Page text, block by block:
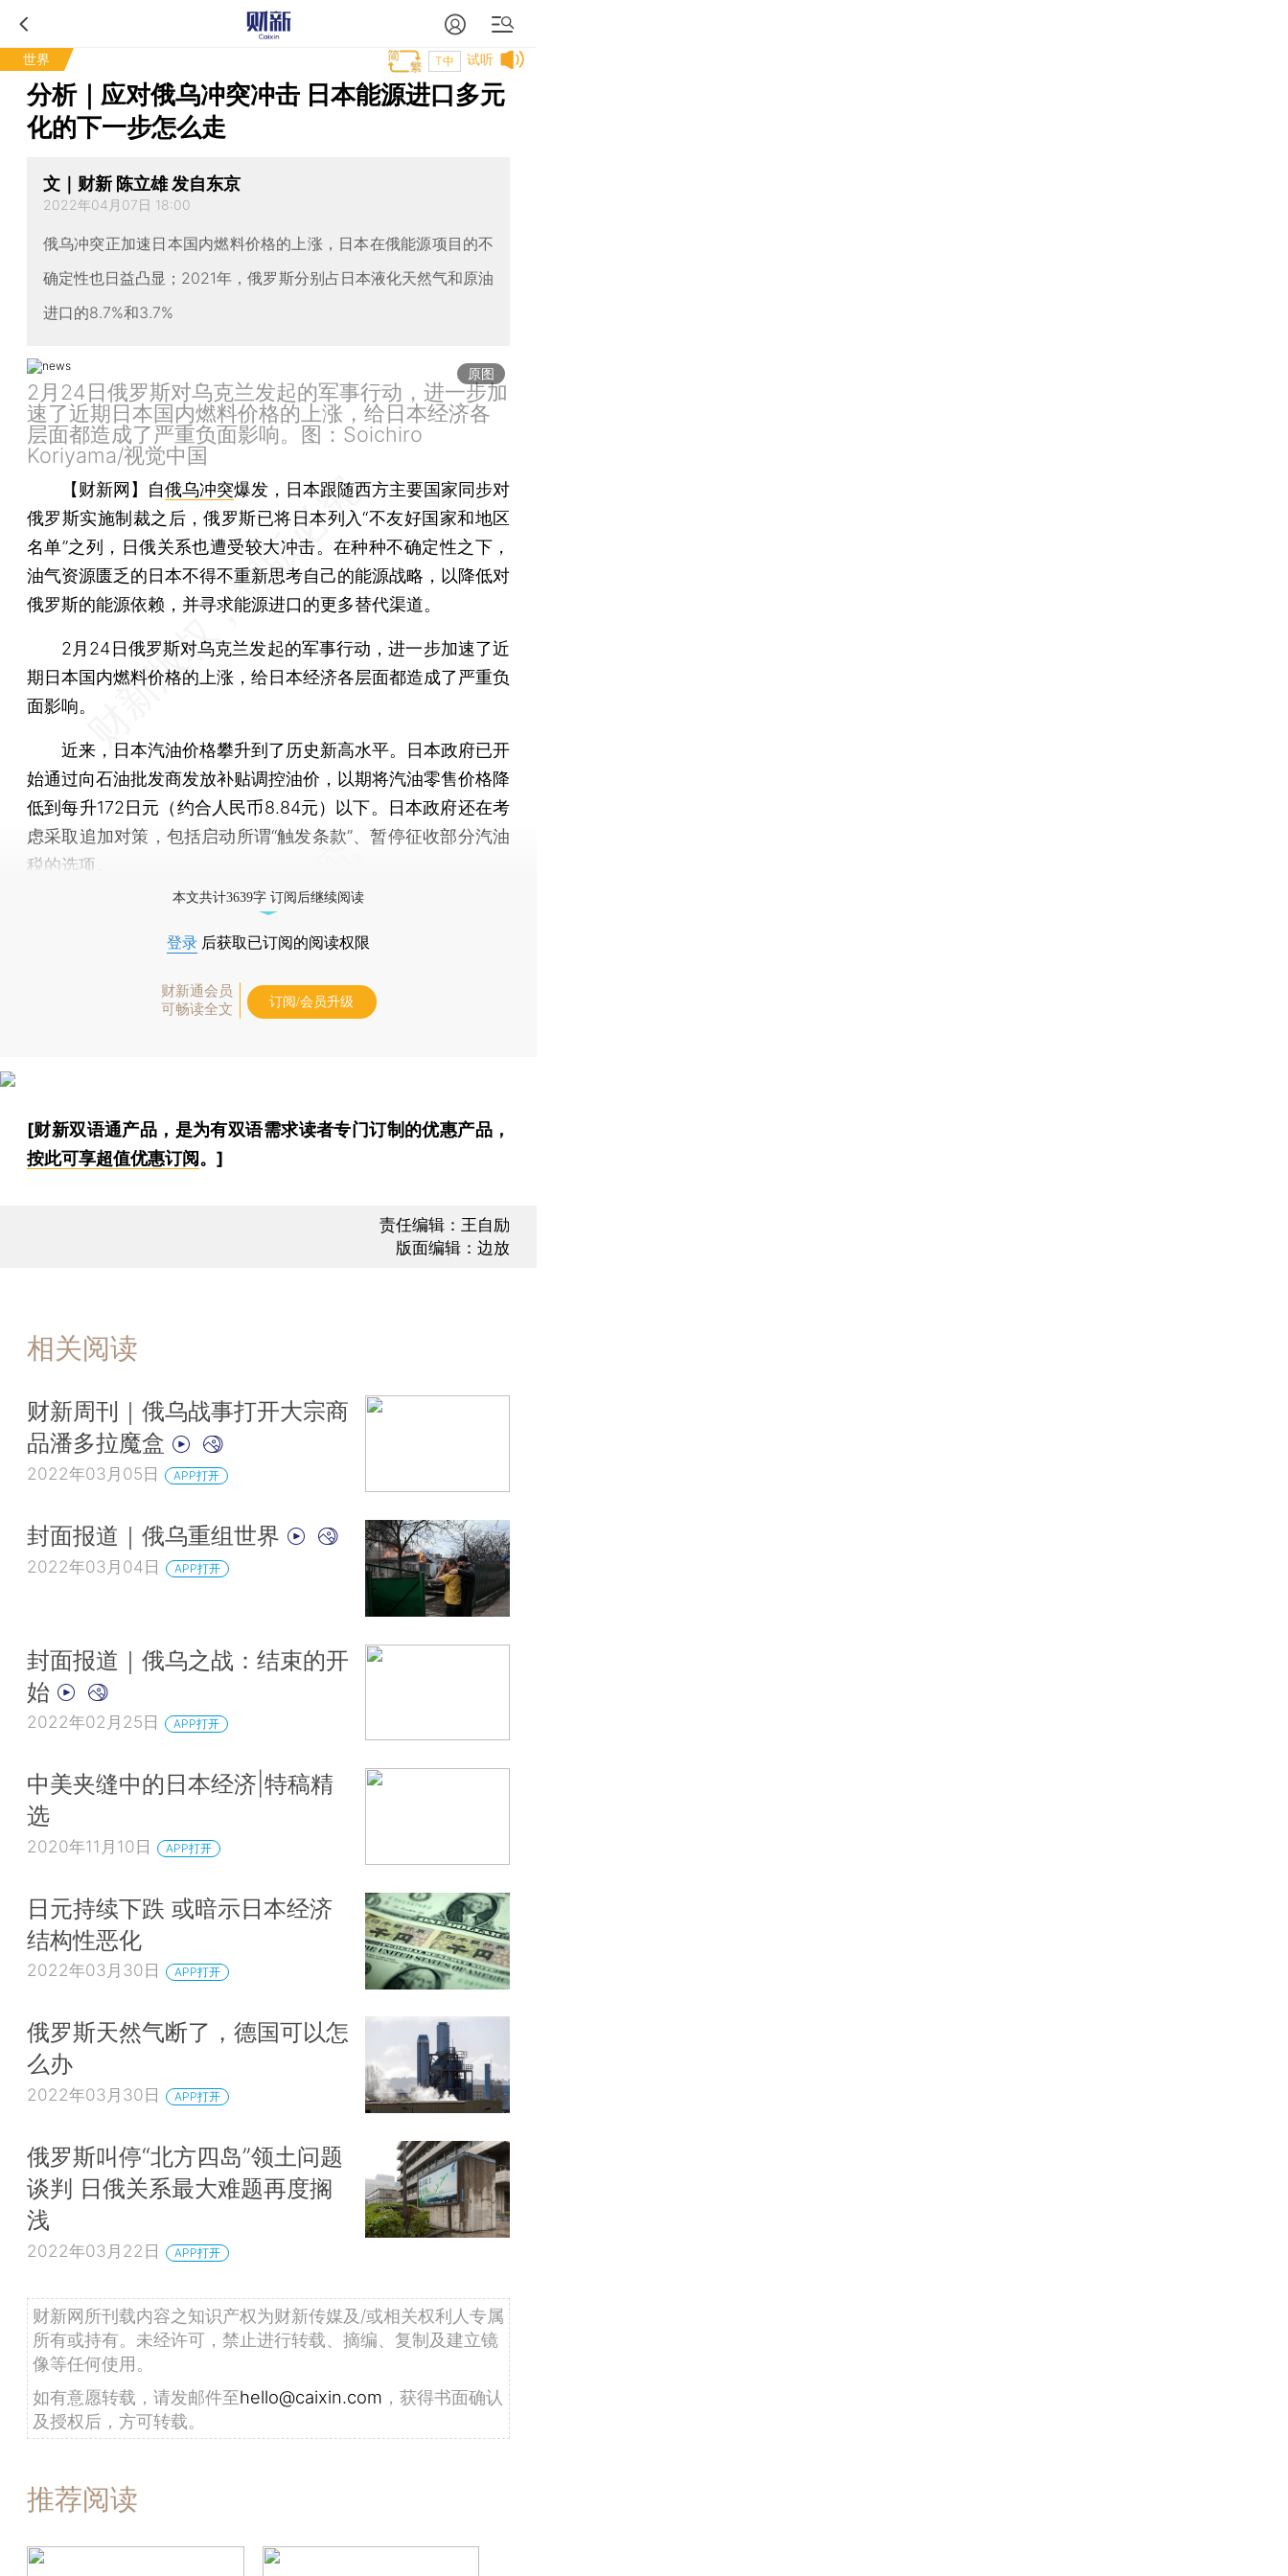
世界 试听
T中
分析｜应对俄乌冲突冲击 日本能源进口多元
化的下一步怎么走
文｜财新 陈立雄 发自东京
2022年04月07日 18:00
俄乌冲突正加速日本国内燃料价格的上涨，日本在俄能源项目的不
确定性也日益凸显；2021年，俄罗斯分别占日本液化天然气和原油
进口的8.7%和3.7%
原图
2月24日俄罗斯对乌克兰发起的军事行动，进一步加
速了近期日本国内燃料价格的上涨，给日本经济各
层面都造成了严重负面影响。图：Soichiro
Koriyama/视觉中国
【财新网】 自俄乌冲突爆发，日本跟随西方主要国家同步对
俄罗斯实施制裁之后，俄罗斯已将日本列入“不友好国家和地区
名单”之列，日俄关系也遭受较大冲击。在种种不确定性之下，
油气资源匮乏的日本不得不重新思考自己的能源战略，以降低对
俄罗斯的能源依赖，并寻求能源进口的更多替代渠道。
2月24日俄罗斯对乌克兰发起的军事行动，进一步加速了近
期日本国内燃料价格的上涨，给日本经济各层面都造成了严重负
面影响。
近来，日本汽油价格攀升到了历史新高水平。日本政府已开
始通过向石油批发商发放补贴调控油价，以期将汽油零售价格降
低到每升172日元（约合人民币8.84元）以下。日本政府还在考
虑采取追加对策，包括启动所谓“触发条款”、暂停征收部分汽油
税的选项。
本文共计3639字 订阅后继续阅读
登录 后获取已订阅的阅读权限
财新通会员
可畅读全文
订阅/会员升级
[财新双语通产品，是为有双语需求读者专门订制的优惠产品，
按此可享超值优惠订阅。]
责任编辑：王自励
版面编辑：边放
相关阅读
财新周刊｜俄乌战事打开大宗商
品潘多拉魔盒
2022年03月05日 APP打开
封面报道｜俄乌重组世界
2022年03月04日 APP打开
封面报道｜俄乌之战：结束的开
始
2022年02月25日 APP打开
中美夹缝中的日本经济|特稿精
选
2020年11月10日 APP打开
日元持续下跌 或暗示日本经济
结构性恶化
2022年03月30日 APP打开
俄罗斯天然气断了，德国可以怎
么办
2022年03月30日 APP打开
俄罗斯叫停“北方四岛”领土问题
谈判 日俄关系最大难题再度搁
浅
2022年03月22日 APP打开
财新网所刊载内容之知识产权为财新传媒及/或相关权利人专属
所有或持有。未经许可，禁止进行转载、摘编、复制及建立镜
像等任何使用。
如有意愿转载，请发邮件至hello@caixin.com ，获得书面确认
及授权后，方可转载。
推荐阅读